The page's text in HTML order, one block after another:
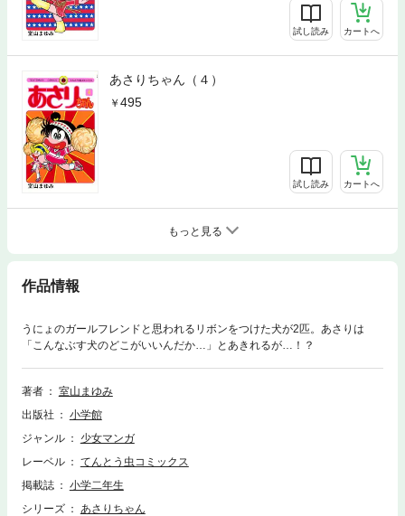
試し読み カートへ
あさりちゃん（４）
495
試し読み カートへ
もっと見る
作品情報
うにょのガールフレンドと思われるリボンをつけた犬が2匹。あさりは
「こんなぶす犬のどこがいいんだか…」とあきれるが…！？
著者
室山まゆみ
出版社
小学館
ジャンル
少女マンガ
レーベル
てんとう虫コミックス
掲載誌
小学二年生
シリーズ
あさりちゃん